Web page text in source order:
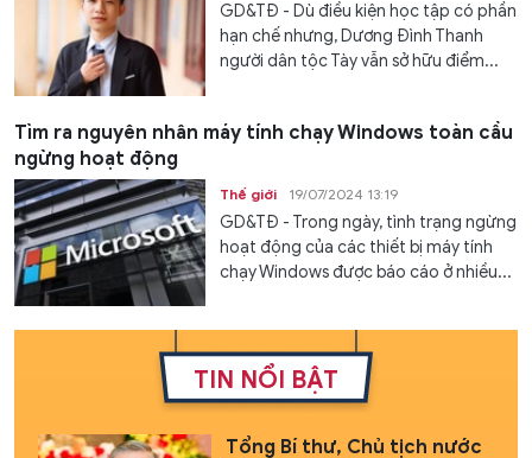
GD&TĐ - Dù điều kiện học tập có phần
hạn chế nhưng, Dương Đình Thanh
người dân tộc Tày vẫn sở hữu điểm...
Tìm ra nguyên nhân máy tính chạy Windows toàn cầu
ngừng hoạt động
Thế giới 19/07/2024 13:19
GD&TĐ - Trong ngày, tình trạng ngừng
hoạt động của các thiết bị máy tính
chạy Windows được báo cáo ở nhiều...
TIN NỔI BẬT
Tổng Bí thư, Chủ tịch nước